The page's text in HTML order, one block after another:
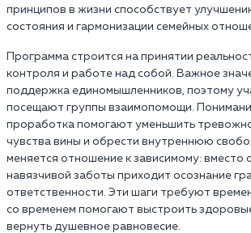
принципов в жизни способствует
состояния и гармонизации семейных
Программа строится на принятии
контроля и работе над собой. Важное
поддержка единомышленников, поэтому
посещают группы взаимопомощи.
проработка помогают уменьшить
чувства вины и обрести внутреннюю
меняется отношение к зависимому: вместо
навязчивой заботы приходит осознание
ответственности. Эти шаги требуют
со временем помогают выстроить
вернуть душевное равновесие.